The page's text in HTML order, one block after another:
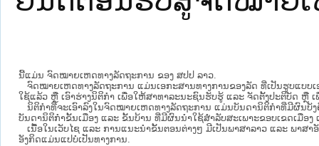
ນີ້ແມ່ນ ຈົດໝາຍເຫດທາງລັດຖະການ ຂອງ ສປປ ລາວ.
ຈົດໝາຍເຫດທາງລັດຖະການ ແມ່ນ​ເອ​ກະ​ສານ​ທາງ​ການ​ຂອງ​ລັດ ທີ່​ເປັນ​ຮູບ​ແບບ​
ໃຊ້ແລ້ວ ຫຼື ເອົາຮ່າງນິຕິກໍາ ເພື່ອໃຫ້​ສາ​ທາ​ລະ​ນະ​ຊົນ​ຮັບ​ຮູ້ ແລະ ຈັດ​ຕັ້ງ​ປະ​ຕິ​ບັດ ຫຼື
ນິ​ຕິ​ກຳ​ທີ່​ຈະ​ເອົາ​ລົງ​ໃນ​ຈົດ​ໝາຍ​ເຫດ​ທາງ​ລັດ​ຖະ​ການ ​ແມ່ນ​ບັນ​ດາ​ນິ​ຕິ​ກຳ​ທີ່​ມີ​ຜົນ​ບັ
ບັນ​ດານິ​ຕິ​ກຳ​ຂັ້ນ​ເມືອງ ແລະ ຂັ້ນ​ບ້ານ ​ທີ່​ມີ​ຜົນ​ນຳ​ໃຊ້​ສຳ​ລັບ​ສະ​ເພາະ​ຂອບ​ເຂດ​ເມືອງ
ເນື້ອໃນ​ເວັບ​ໄຊ​ ແລະ ການແນະນໍາຂັ້ນຕອນຕ່າງໆ ມີເປັນພາສາລາວ ແລະ ພາສ
ອັງກິດແມ່ນແປບໍ່ເປັນທາງການ.